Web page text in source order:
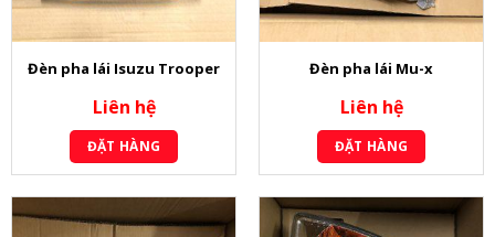
Đèn pha lái Isuzu Trooper
Liên hệ
ĐẶT HÀNG
Đèn pha lái Mu-x
Liên hệ
ĐẶT HÀNG